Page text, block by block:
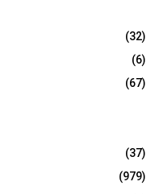
(32)
(6)
(67)
(37)
(979)